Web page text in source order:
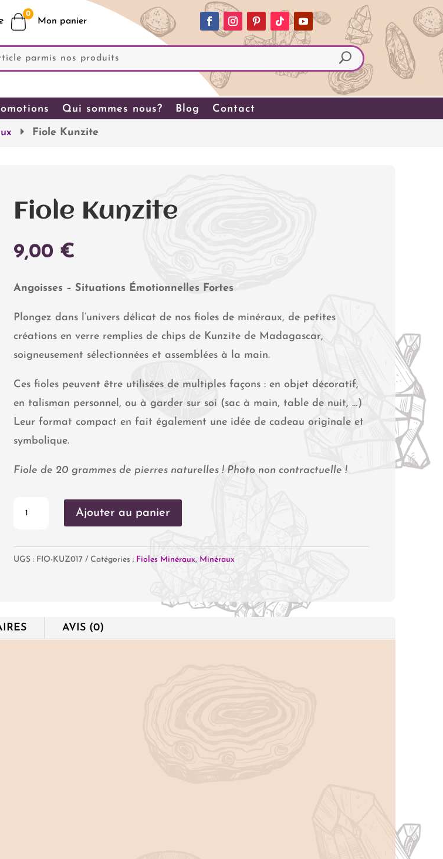
0
Qui sommes nous? Blog Contact
Fiole Kunzite
Fiole Kunzite
9,00 €
Angoisses – Situations Émotionnelles Fortes
Plongez dans l’univers délicat de nos fioles de minéraux, de petites
créations en verre remplies de chips de Kunzite de Madagascar,
soigneusement sélectionnées et assemblées à la main.
Ces fioles peuvent être utilisées de multiples façons : en objet décoratif,
en talisman personnel, ou à garder sur soi (sac à main, table de nuit, …)
Leur format compact en fait également une idée de cadeau originale et
symbolique.
Fiole de 20 grammes de pierres naturelles ! Photo non contractuelle !
Kunzite
Ajouter au panier
UGS : FIO-KUZ017 Catégories : Fioles Minéraux, Minéraux
AVIS (0)